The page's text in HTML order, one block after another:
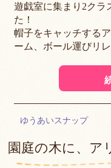
遊戯室に集まり2クラ
た！
帽子をキャッチする
ーム、ボール運びリ
ゆうあいスナップ
園庭の木に、ア